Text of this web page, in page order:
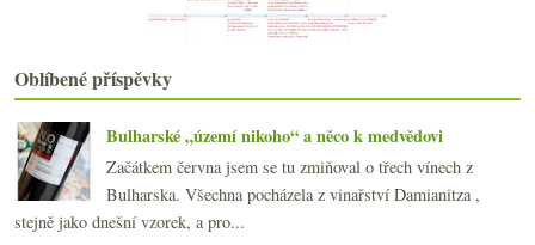
Veltlíny v parkové piknikové úpravě
Eichberg vůní, chutí, obrazem i hmatem
Tři slušná červená z Bulharska
Víkendový festival středomořských chutí a vůní
Formule 1 z Burgundska
Výsledky ankety „Jak často pijete pivo?“
Bílé burgundské v tiché i šumivé podobě
►května(23)
►dubna(20)
Oblíbené příspěvky
Bulharské „území nikoho“ a něco k medvědovi
Začátkem června jsem se tu zmiňoval o třech vínech z
Bulharska. Všechna pocházela z vinařství Damianitza ,
stejně jako dnešní vzorek, a pro...